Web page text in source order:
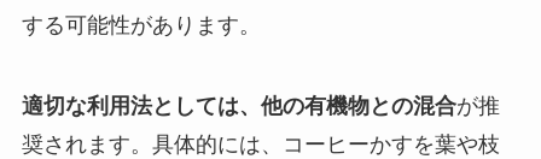
する可能性があります。
適切な利用法としては、他の有機物との混合が推
奨されます。具体的には、コーヒーかすを葉や枝